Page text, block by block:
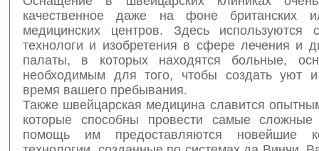
качественное даже на фоне британских
медицинских центров. Здесь используются
технологи и изобретения в сфере лечения и
палаты, в которых находятся больные,
необходимым для того, чтобы создать уют
время вашего пребывания.
Также швейцарская медицина славится
которые способны провести самые
помощь им предоставляются новейшие